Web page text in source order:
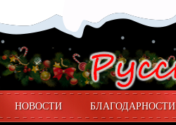
НОВОСТИ БЛАГОДАРНОСТИ